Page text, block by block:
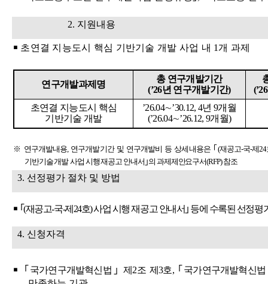
2. 지원내용
￭ 초연결 지능도시 핵심 기반기술 개발 사업 내 1개 과제
연구개발과제명
총 연구개발기간
(’26년 연구개발기간)
(’26
초연결 지능도시 핵심
기반기술 개발
’26.04∼’30.12, 4년 9개월
(’26.04∼’26.12, 9개월)
※ 연구개발내용, 연구개발기간 및 연구개발비 등 상세내용은 ｢ (재공고-국-제24
기반기술 개발 사업 시행 재공고 안내서 ｣의 과제제안요구서(RFP)참조
3. 선정평가 절차 및 방법
￭ ｢(재공고-국-제 24호)사업 시행 재공고 안내서 ｣ 등에 수록된 선정평
4. 신청자격
￭ ｢ 국가연구개발혁신법 ｣제 2조 제3호, ｢ 국가연구개발혁신